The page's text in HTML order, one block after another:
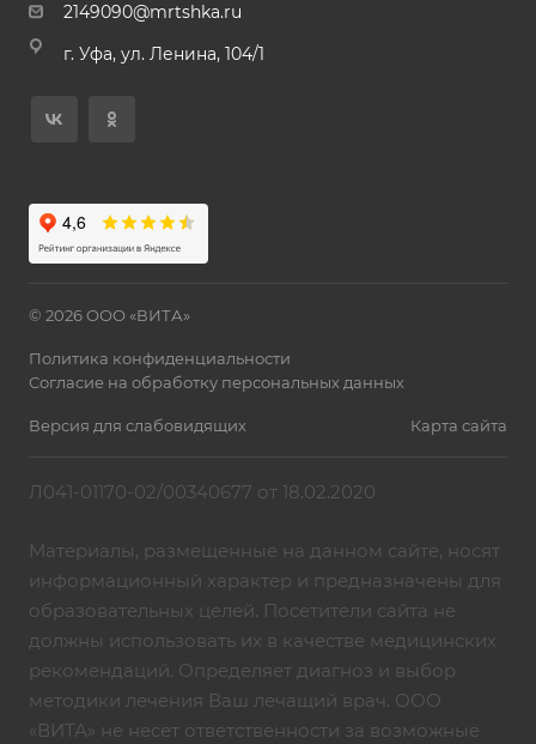
2149090@mrtshka.ru
г. Уфа, ул. Ленина, 104/1
© 2026 ООО «ВИТА»
Политика конфиденциальности
Согласие на обработку персональных данных
Версия для слабовидящих Карта сайта
Л041-01170-02/00340677 от 18.02.2020
Материалы, размещенные на данном сайте, носят
информационный характер и предназначены для
образовательных целей. Посетители сайта не
должны использовать их в качестве медицинских
рекомендаций. Определяет диагноз и выбор
методики лечения Ваш лечащий врач. ООО
«ВИТА» не несет ответственности за возможные